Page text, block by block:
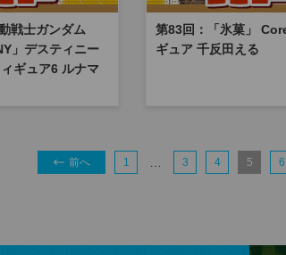
戦士ガンダム
」デスティニー
ギュア6 ルナマ
第83回：「氷菓」
ギュア 千反田える
前へ 1 3 4 5 6